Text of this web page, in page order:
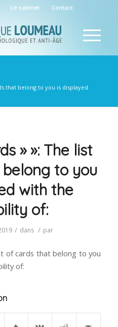
Le cabinet Contact
that belong to you is displayed
» »: The list
to you
with the
of:
/ dans / par
of cards that belong to you
of: